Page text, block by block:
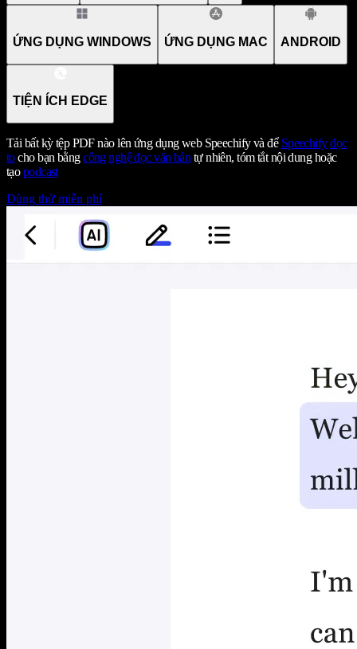
ỨNG DỤNG WINDOWS ỨNG DỤNG MAC ANDROID
TIỆN ÍCH EDGE
Tải bất kỳ tệp PDF nào lên ứng dụng web Speechify và để Speechify đọc
tocho bạn bằngcông nghệ đọc văn bản tự nhiên, tóm tắt nội dung hoặc
tạopodcast
Dùng thử miễn phí